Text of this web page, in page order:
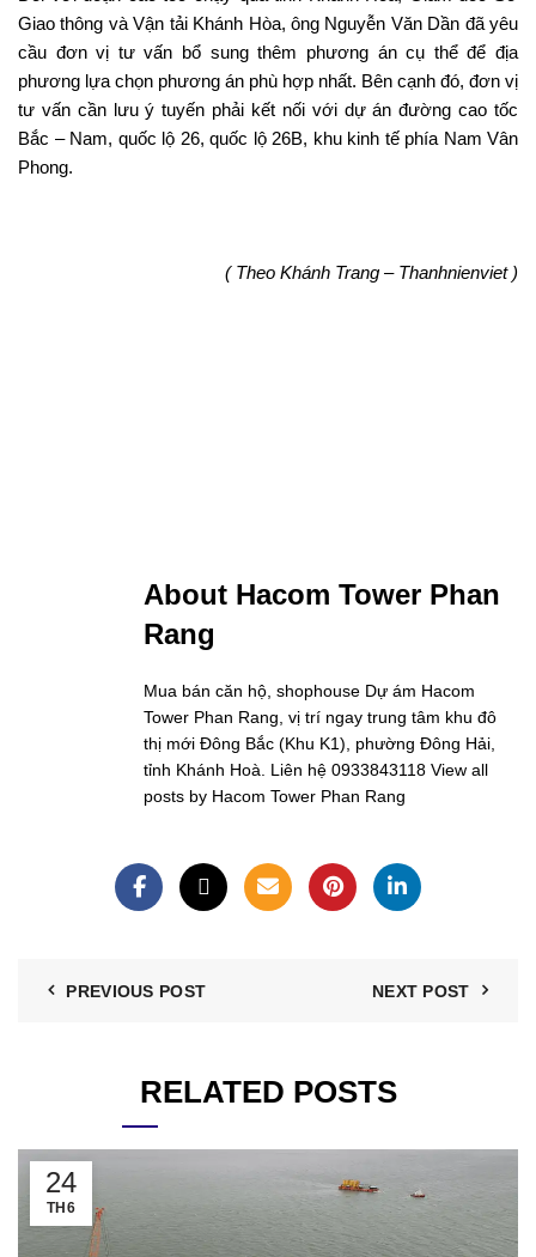
Giao thông và Vận tải Khánh Hòa, ông Nguyễn Văn Dần đã yêu
cầu đơn vị tư vấn bổ sung thêm phương án cụ thể để địa
phương lựa chọn phương án phù hợp nhất. Bên cạnh đó, đơn vị
tư vấn cần lưu ý tuyến phải kết nối với dự án đường cao tốc
Bắc – Nam, quốc lộ 26, quốc lộ 26B, khu kinh tế phía Nam Vân
Phong.
( Theo Khánh Trang – Thanhnienviet )
About Hacom Tower Phan
Rang
Mua bán căn hộ, shophouse Dự ám Hacom
Tower Phan Rang, vị trí ngay trung tâm khu đô
thị mới Đông Bắc (Khu K1), phường Đông Hải,
tỉnh Khánh Hoà. Liên hệ 0933843118 View all
posts by Hacom Tower Phan Rang
PREVIOUS POST NEXT POST
RELATED POSTS
24
TH6